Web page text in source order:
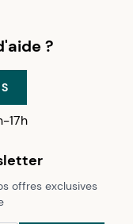
?
17h
offres exclusives